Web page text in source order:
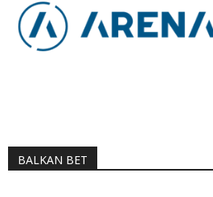
BALKAN BET